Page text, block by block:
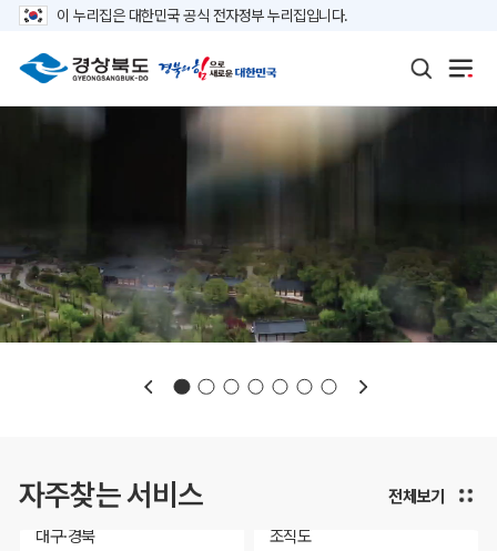
이 누리집은 대한민국 공식 전자정부 누리집입니다.
자주찾는 서비스
보도자료 재정정보
대구·경북
조직도
전체보기